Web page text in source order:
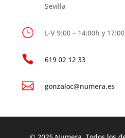
Sevilla
} L-V 9:00 – 14:00h y
 619 02 12 33
 gonzaloc@numera.es